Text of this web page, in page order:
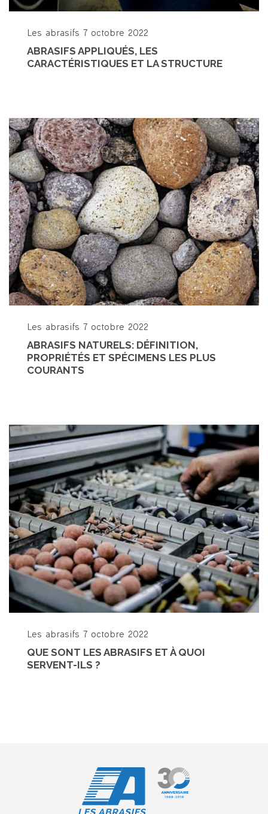
Les abrasifs 7 octobre 2022
ABRASIFS APPLIQUÉS, LES
CARACTÉRISTIQUES ET LA STRUCTURE
Les abrasifs 7 octobre 2022
ABRASIFS NATURELS: DÉFINITION,
PROPRIÉTÉS ET SPÉCIMENS LES PLUS
COURANTS
Les abrasifs 7 octobre 2022
QUE SONT LES ABRASIFS ET À QUOI
SERVENT-ILS ?